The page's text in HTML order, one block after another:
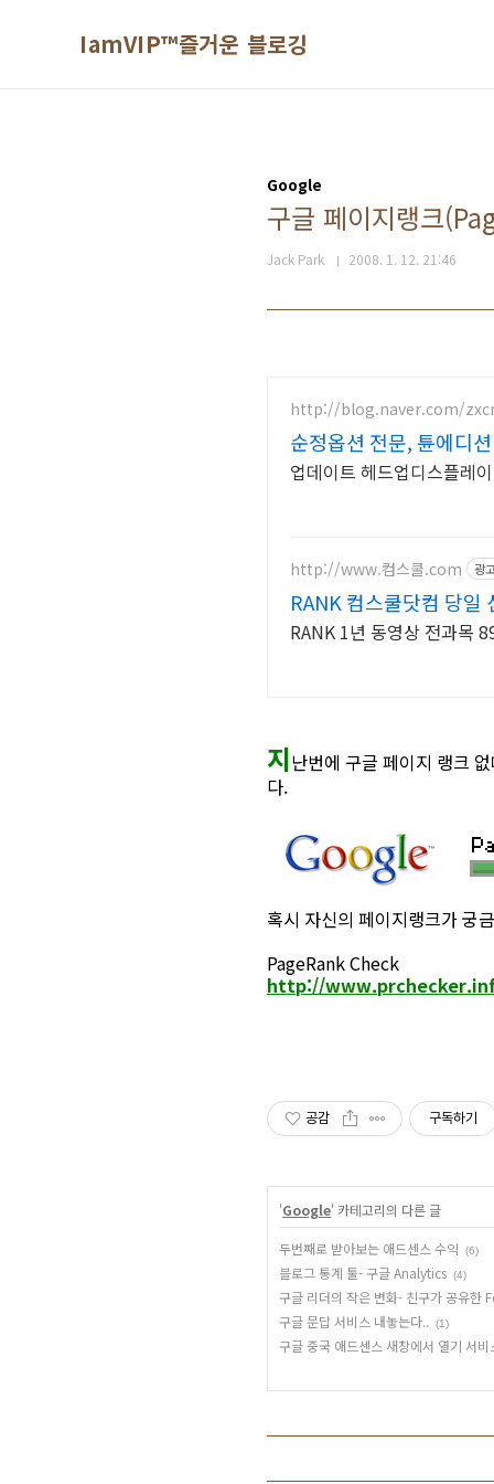
IamVIP™즐거운 블로깅
Google
구글 페이지랭크
Jack Park 2008. 1. 12. 21:46
http://blog.naver.com/
순정옵션 전문, 튠에디션
업데이트 헤드업디스플레
http://www.컴스쿨.com 광
RANK 컴스쿨닷컴 당
RANK 1년 동영상 전과목
지난번에 구글 페이지 랭크
다.
혹시 자신의 페이지랭크가 궁
PageRank Check
http://
공감 구독하기
'Google' 카테고리의 다른 글
두번째로 받아보는 애드센스 수익 (6)
블로그 통계 툴- 구글 Analytics (4)
구글 리더의 작은 변화- 친구가 공유한
구글 문답 서비스 내놓는다..
(1)
구글 중국 애드센스 새창에서 열기 서비